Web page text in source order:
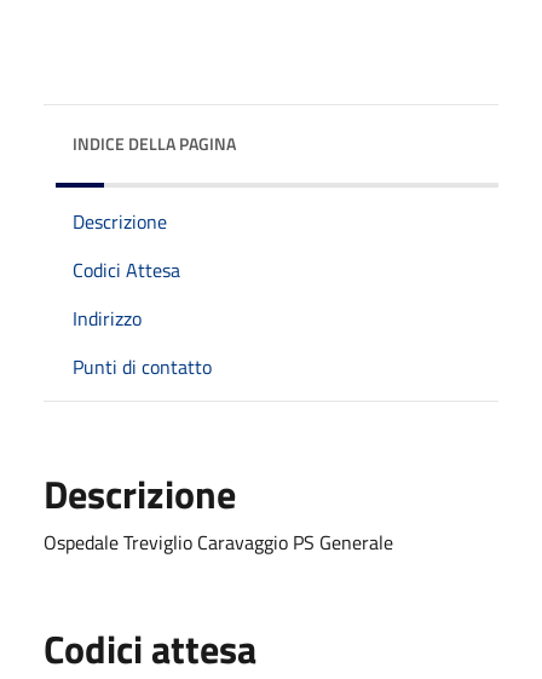
INDICE DELLA PAGINA
Descrizione
Codici Attesa
Indirizzo
Punti di contatto
Descrizione
Ospedale Treviglio Caravaggio PS Generale
Codici attesa